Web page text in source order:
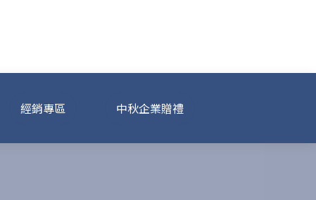
經銷專區 中秋企業贈禮